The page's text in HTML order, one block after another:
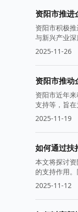
资阳市推进
资阳市积极
与新兴产业
2025-11-26
资阳市推动
资阳市近年
支持等，旨
2025-11-19
如何通过扶
本文将探讨
的支持作用
2025-11-12